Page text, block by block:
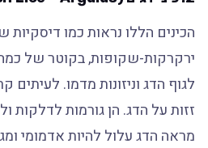
הכינים הללו נראות כמו דיסקיות
ירקרקות-שקופות, בקוטר של כמה
לגוף הדג וניזונות מדמו. לעיתים
זזות על הדג. הן גורמות לדלקות
מראה הדג עלול להיות אדמומי